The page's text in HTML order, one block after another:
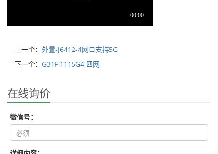
上一个： 外置-J6412-4网口支持5G
下一个： G31F 1115G4 四网
在线询价
微信号：